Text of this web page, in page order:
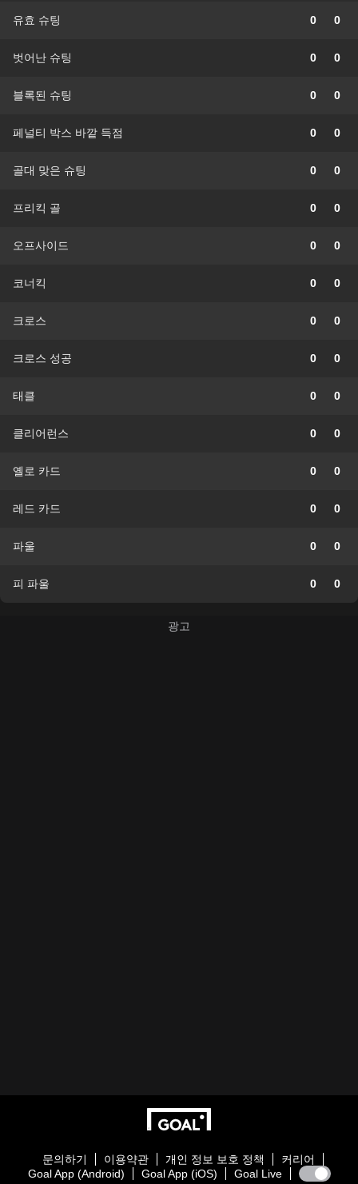
유효 슈팅 0 0
벗어난 슈팅 0 0
블록된 슈팅 0 0
페널티 박스 바깥 득점 0 0
골대 맞은 슈팅 0 0
프리킥 골 0 0
오프사이드 0 0
코너킥 0 0
크로스 0 0
크로스 성공 0 0
태클 0 0
클리어런스 0 0
옐로 카드 0 0
레드 카드 0 0
파울 0 0
피 파울 0 0
문의하기 이용약관 개인 정보 보호 정책
커리어
Goal App (Android)
Goal App (iOS) Goal Live